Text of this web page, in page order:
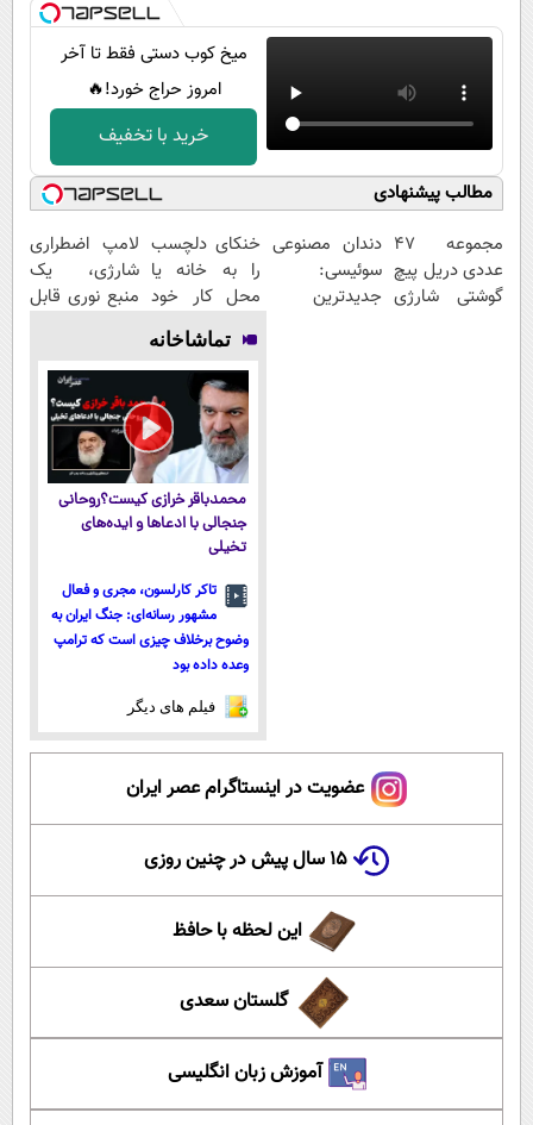
میخ کوب دستی فقط تا آخر
امروز حراج خورد!🔥
خرید با تخفیف
مطالب پیشنهادی
مجموعه 47
عددی دریل پیچ
گوشتی شارژی
دندان مصنوعی
سوئیسی:
جدیدترین
خنکای دلچسب
را به خانه یا
محل کار خود
بیاورید! (پنکه
مه پاش
رومیزی)
لامپ اضطراری
شارژی، یک
منبع نوری قابل
تماشاخانه
محمدباقر خرازی کیست؟روحانی
جنجالی با ادعاها و ایده‌های
تخیلی
تاکر کارلسون، مجری و فعال
مشهور رسانه‌ای: جنگ ایران به
وضوح برخلاف چیزی است که ترامپ
وعده داده بود
فیلم های دیگر
عضویت در اینستاگرام عصر ایران
۱۵ سال پیش در چنین روزی
این لحظه با حافظ
گلستان سعدی
آموزش زبان انگلیسی